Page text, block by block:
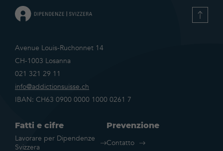
Avenue Louis-Ruchonnet 14
CH-1003 Losanna
021 321 29 11
info@addictionsuisse.ch
IBAN: CH63 0900 0000 1000 0261 7
Fatti e cifre
Lavorare per Dipendenze
Svizzera
Prevenzione
Contatto